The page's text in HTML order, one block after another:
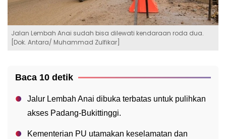
Jalan Lembah Anai sudah bisa dilewati kendaraan roda dua.
[Dok. Antara/ Muhammad Zulfikar]
Baca 10 detik
Jalur Lembah Anai dibuka terbatas untuk pulihkan
akses Padang-Bukittinggi.
Kementerian PU utamakan keselamatan dan